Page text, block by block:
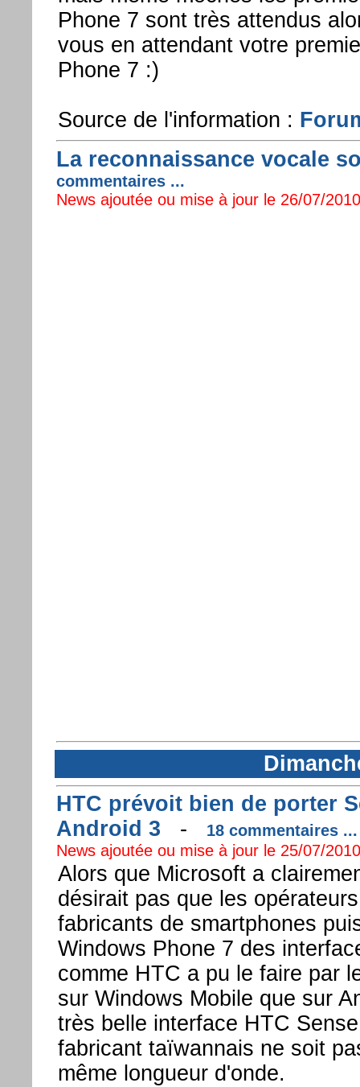
Phone 7 sont très attendus
vous en attendant votre
Phone 7 :)
Source de l'information :
La reconnaissance vocale
commentaires ...
News ajoutée ou mise à jour le 26/07/
HTC prévoit bien de porter
Android 3 -
18 commentaires ...
News ajoutée ou mise à jour le 25/07/
Alors que Microsoft a
désirait pas que les
fabricants de smartphones
Windows Phone 7 des
comme HTC a pu le faire par
sur Windows Mobile que sur
très belle interface HTC
fabricant taïwannais ne soit
même longueur d'onde.